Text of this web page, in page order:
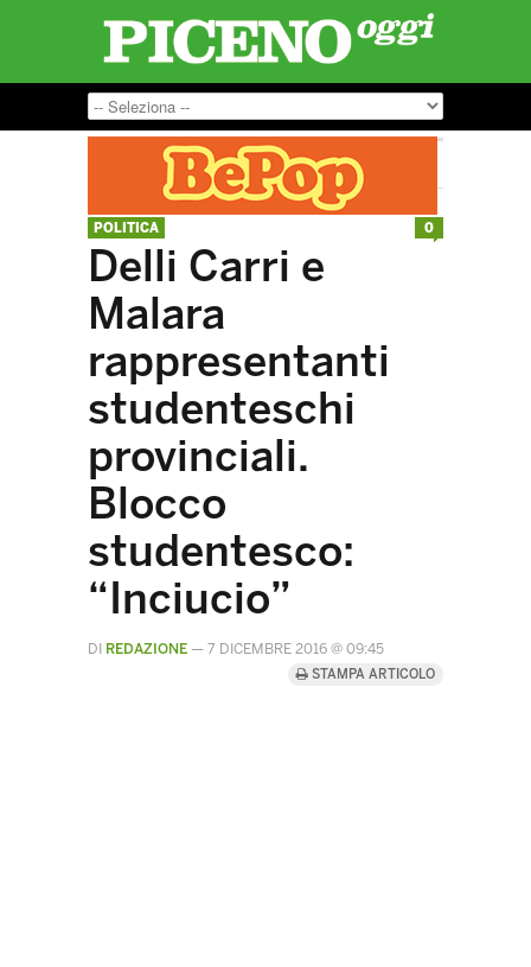
POLITICA
Delli Carri e
Malara
rappresentanti
studenteschi
provinciali.
Blocco
studentesco:
“Inciucio”
DI REDAZIONE — 7 DICEMBRE 2016 @ 09:45
STAMPA ARTICOLO
0